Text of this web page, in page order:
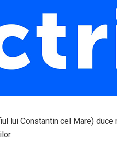
lui Constantin cel Mare)